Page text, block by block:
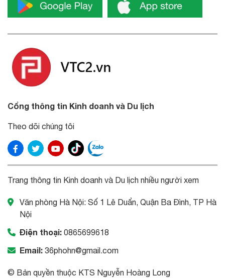
Cổng thông tin Kinh doanh và Du lịch
Theo dõi chúng tôi
Trang thông tin Kinh doanh và Du lịch nhiều người xem
Văn phòng Hà Nội: Số 1 Lê Duẩn, Quận Ba Đình, TP Hà
Nội
Điện thoại: 0865699618
Email: 36phohn@gmail.com
© Bản quyền thuộc KTS Nguyễn Hoàng Long